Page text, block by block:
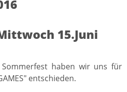
15.Juni
haben wir uns für
entschieden.